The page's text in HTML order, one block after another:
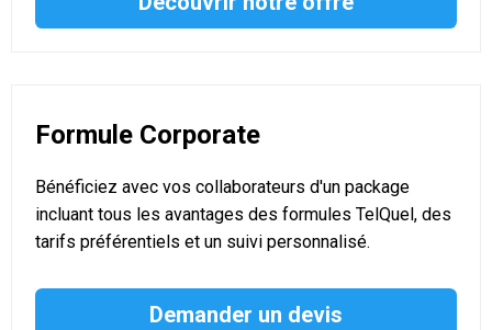
Formule Corporate
Bénéficiez avec vos collaborateurs d'un package
incluant tous les avantages des formules TelQuel, des
tarifs préférentiels et un suivi personnalisé.
Demander un devis